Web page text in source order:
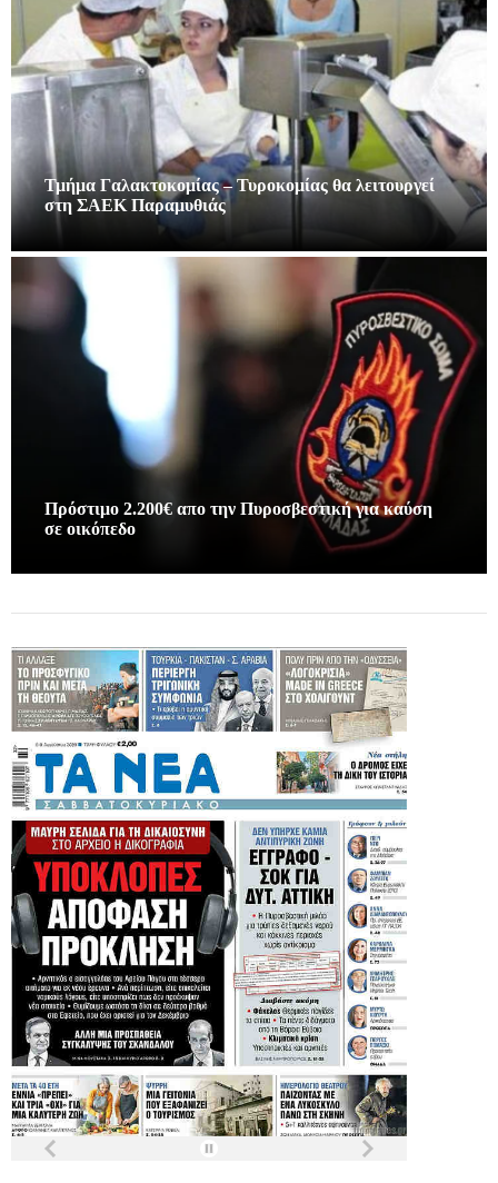
Τμήμα Γαλακτοκομίας – Τυροκομίας θα λειτουργεί
στη ΣΑΕΚ Παραμυθιάς
Πρόστιμο 2.200€ απο την Πυροσβεστική για καύση
σε οικόπεδο